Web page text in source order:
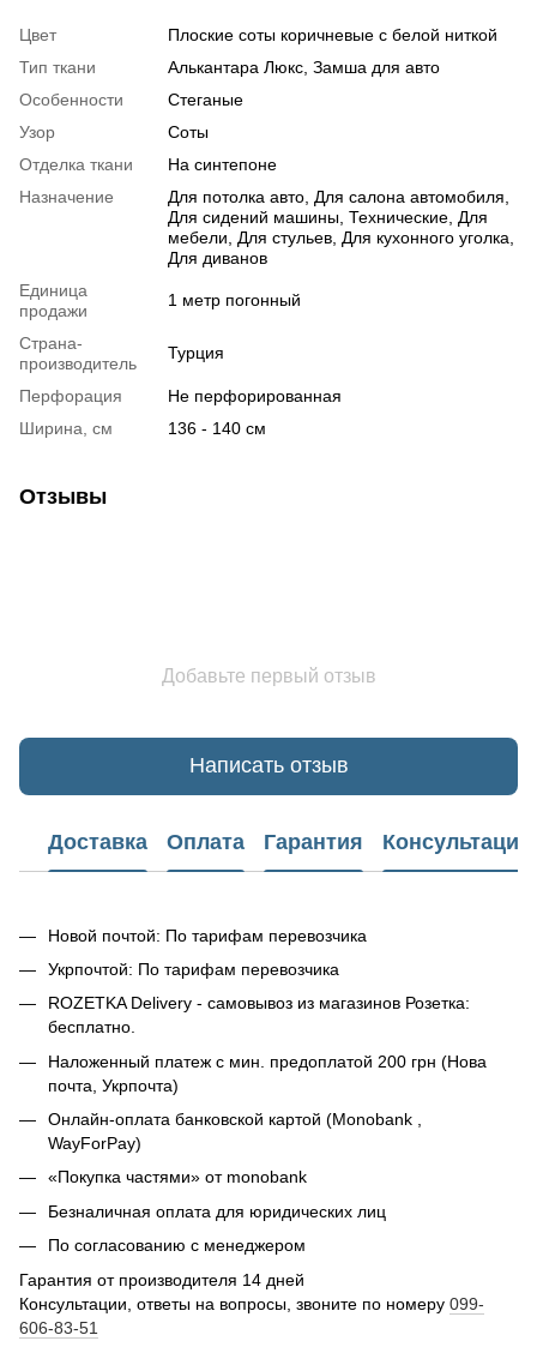
Цвет
Плоские соты коричневые с белой ниткой
Тип ткани
Алькантара Люкс, Замша для авто
Особенности
Стеганые
Узор
Соты
Отделка ткани
На синтепоне
Назначение
Для потолка авто, Для салона автомобиля,
Для сидений машины, Технические, Для
мебели, Для стульев, Для кухонного уголка,
Для диванов
Единица
продажи
1 метр погонный
Страна-
производитель
Турция
Перфорация
Не перфорированная
Ширина, см
136 - 140 см
Отзывы
Добавьте первый отзыв
Написать отзыв
Доставка Оплата Гарантия Консультация
Новой почтой: По тарифам перевозчика
Укрпочтой: По тарифам перевозчика
ROZETKA Delivery - самовывоз из магазинов Розетка:
бесплатно.
Наложенный платеж с мин. предоплатой 200 грн (Нова
почта, Укрпочта)
Онлайн-оплата банковской картой (Monobank ,
WayForPay)
«Покупка частями» от monobank
Безналичная оплата для юридических лиц
По согласованию с менеджером
Гарантия от производителя 14 дней
Консультации, ответы на вопросы, звоните по номеру 099-
606-83-51